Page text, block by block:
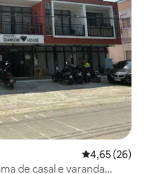
4,65 de uma
4,65 (26)
de casal e varanda